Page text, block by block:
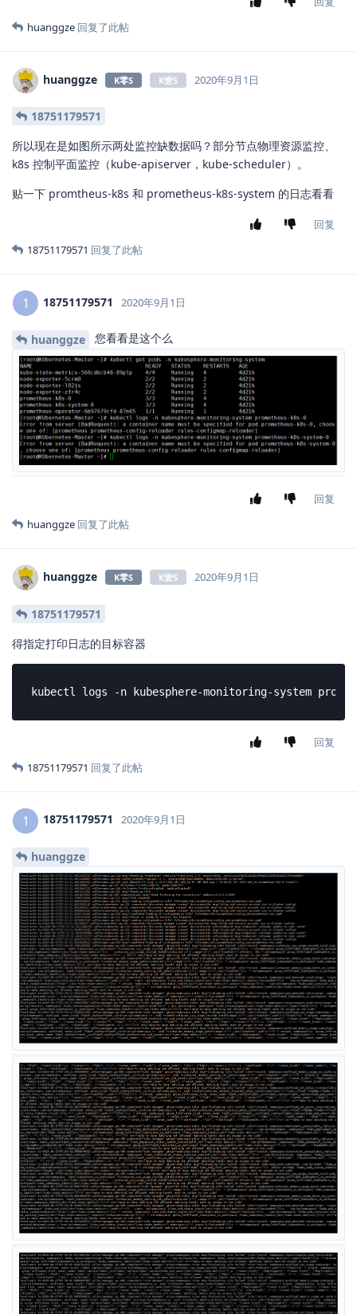
huanggze 回复了此帖
huanggze K零S K壹S 2020年9月1日
18751179571
所以现在是如图所示两处监控缺数据吗？部分节点物理资源监控、
k8s 控制平面监控（kube-apiserver，kube-scheduler）。
贴一下 promtheus-k8s 和 prometheus-k8s-system 的日志看看
回复
18751179571 回复了此帖
1 18751179571 2020年9月1日
huanggze 您看看是这个么
回复
huanggze 回复了此帖
huanggze K零S K壹S 2020年9月1日
18751179571
得指定打印日志的目标容器
kubectl logs -n kubesphere-monitoring-system
回复
18751179571 回复了此帖
1 18751179571 2020年9月1日
huanggze